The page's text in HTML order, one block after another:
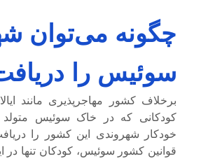
چگونه می‌توان
سوئیس را
برخلاف کشور مهاجرپذیری مانند
کودکانی که در خاک سوئیس
خودکار شهروندی این کشور را
قوانین کشور سوئیس، کودکان تنها در